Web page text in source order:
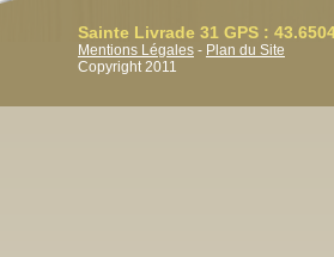
Sainte Livrade 31 GPS :
Mentions Légales - Plan du Site
Copyright 2011